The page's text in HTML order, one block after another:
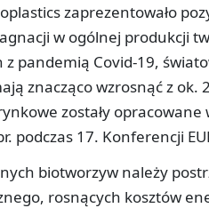
zaprezentowało
w ogólnej produkcji
pandemią Covid-19,
znacząco wzrosnąć z ok.
zostały opracowane
podczas 17. Konferencji
biotworzyw należy
rosnących kosztów